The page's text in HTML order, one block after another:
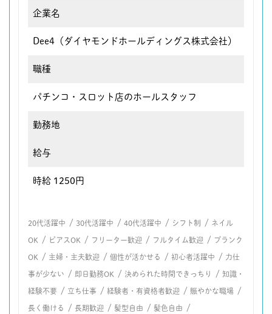
企業名
Dee4（ダイヤモンドホールディングス株式会社）
職種
パチンコ・スロット店のホールスタッフ
勤務地
給与
時給 1250円
20代活躍中 / 30代活躍中 / 40代活躍中 / シフト制 / ネイル
OK / ピアスOK / フリーター歓迎 / フルタイム歓迎 / ブランク
OK / 主婦・主夫歓迎 / 個性が活かせる / 初心者活躍中 / 力仕
事が少ない / 即日勤務OK / 決められた時間できっちり / 知識・
経験不要 / 立ち仕事 / 経験者・有資格者歓迎 / 賑やかな職場 /
長く働ける / 長期歓迎 / 髪型自由 / 髪色自由 /